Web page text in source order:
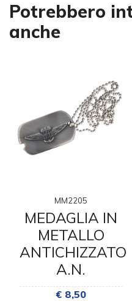
Potrebbero
anche
MM2205
MEDAGLIA IN
METALLO
ANTICHIZZATO
A.N.
€ 8,50